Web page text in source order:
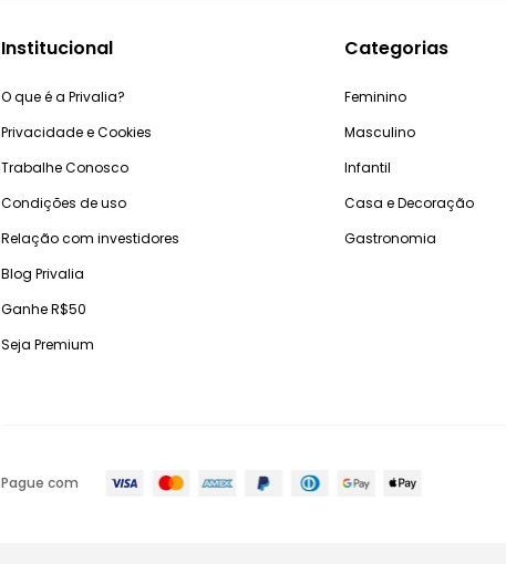
Institucional
O que é a Privalia?
Privacidade e Cookies
Trabalhe Conosco
Condições de uso
Relação com investidores
Blog Privalia
Ganhe R$50
Seja Premium
Categorias
Feminino
Masculino
Infantil
Casa e Decoração
Gastronomia
Pague com